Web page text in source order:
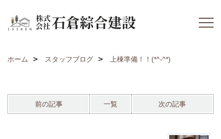
ホーム スタッフブログ 上棟準備！！(*^-^*)
前の記事 一覧 次の記事